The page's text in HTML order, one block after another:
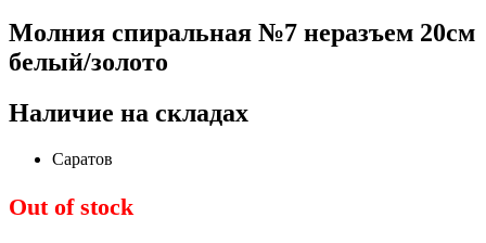
Молния спиральная №7 неразъем 20см
белый/золото
Наличие на складах
Саратов
Out of stock